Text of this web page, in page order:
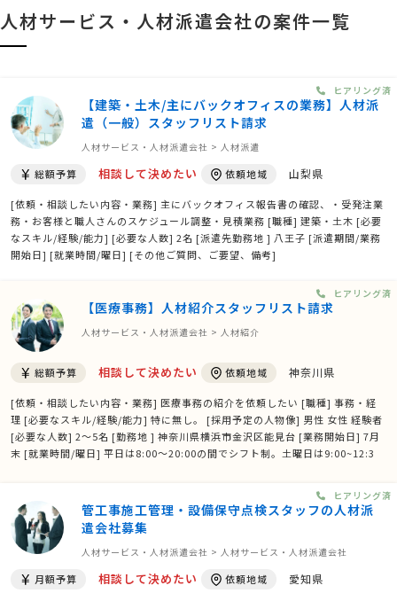
人材サービス・人材派遣会社の案件一覧
【建築・土木/主にバックオフィスの業務】人材派
遣（一般）スタッフリスト請求
人材サービス・人材派遣会社 > 人材派遣
総額予算 相談して決めたい 依頼地域 山梨県
[依頼・相談したい内容・業務] 主にバックオフィス報告書の確認、・受発注業
務・お客様と職人さんのスケジュール調整・見積業務 [職種] 建築・土木 [必要
なスキル/経験/能力] [必要な人数] 2名 [派遣先勤務地 ] 八王子 [派遣期間/業務
開始日] [就業時間/曜日] [その他ご質問、ご要望、備考]
ヒアリング済
【医療事務】人材紹介スタッフリスト請求
人材サービス・人材派遣会社 > 人材紹介
総額予算 相談して決めたい 依頼地域 神奈川県
[依頼・相談したい内容・業務] 医療事務の紹介を依頼したい [職種] 事務・経
理 [必要なスキル/経験/能力] 特に無し。 [採用予定の人物像] 男性 女性 経験者
[必要な人数] 2～5名 [勤務地 ] 神奈川県横浜市金沢区能見台 [業務開始日] 7月
末 [就業時間/曜日] 平日は8:00～20:00の間でシフト制。土曜日は9:00~12:3
ヒアリング済
管工事施工管理・設備保守点検スタッフの人材派
遣会社募集
人材サービス・人材派遣会社 > 人材サービス・人材派遣会社
月額予算 相談して決めたい 依頼地域 愛知県
ヒアリング済